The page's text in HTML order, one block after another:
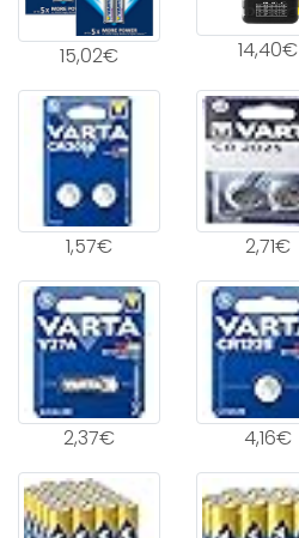
15,02€ 14,40€
1,57€ 2,71€
2,37€ 4,16€